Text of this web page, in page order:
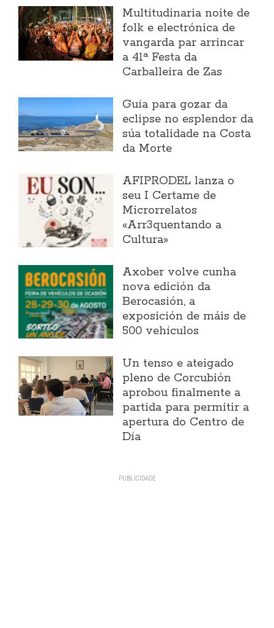
Multitudinaria noite de
folk e electrónica de
vangarda par arrincar
a 41ª Festa da
Carballeira de Zas
Guía para gozar da
eclipse no esplendor da
súa totalidade na Costa
da Morte
AFIPRODEL lanza o
seu I Certame de
Microrrelatos
«Arr3quentando a
Cultura»
Axober volve cunha
nova edición da
Berocasión, a
exposición de máis de
500 vehículos
Un tenso e ateigado
pleno de Corcubión
aprobou finalmente a
partida para permitir a
apertura do Centro de
Día